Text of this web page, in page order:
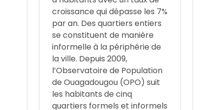
croissance qui dépasse les 7%
par an. Des quartiers entiers
se constituent de manière
informelle à la périphérie de
la ville. Depuis 2009,
l’Observatoire de Population
de Ouagadougou (OPO) suit
les habitants de cinq
quartiers formels et informels